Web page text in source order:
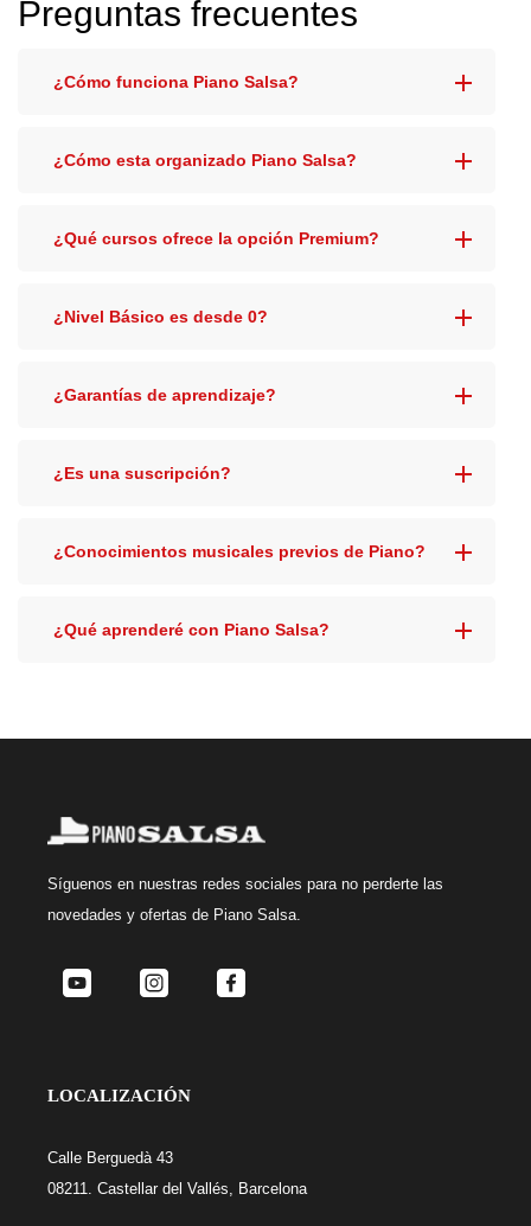
Preguntas frecuentes
¿Cómo funciona Piano Salsa?
¿Cómo esta organizado Piano Salsa?
¿Qué cursos ofrece la opción Premium?
¿Nivel Básico es desde 0?
¿Garantías de aprendizaje?
¿Es una suscripción?
¿Conocimientos musicales previos de Piano?
¿Qué aprenderé con Piano Salsa?
Síguenos en nuestras redes sociales para no perderte las
novedades y ofertas de Piano Salsa.
LOCALIZACIÓN
Calle Berguedà 43
08211. Castellar del Vallés, Barcelona